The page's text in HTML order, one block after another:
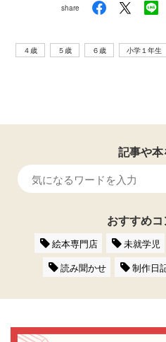
share
４歳 ５歳 ６歳 小学１年生
記事や
おすすめ
絵本専門店 未就学児
読み聞かせ
制作日